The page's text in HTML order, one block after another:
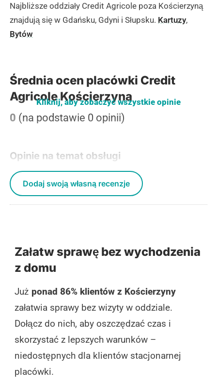
Najbliższe oddziały Credit Agricole poza Kościerzyną
znajdują się w Gdańsku, Gdyni i Słupsku. Kartuzy,
Bytów
Średnia ocen placówki Credit
Agricole Kościerzyna
0 (na podstawie 0 opinii)
Opinie na temat obsługi
Kliknij, aby zobaczyć wszystkie opinie
Dodaj swoją własną recenzje
Załatw sprawę bez wychodzenia
z domu
Już ponad 86% klientów z Kościerzyny
załatwia sprawy bez wizyty w oddziale.
Dołącz do nich, aby oszczędzać czas i
skorzystać z lepszych warunków –
niedostępnych dla klientów stacjonarnej
placówki.